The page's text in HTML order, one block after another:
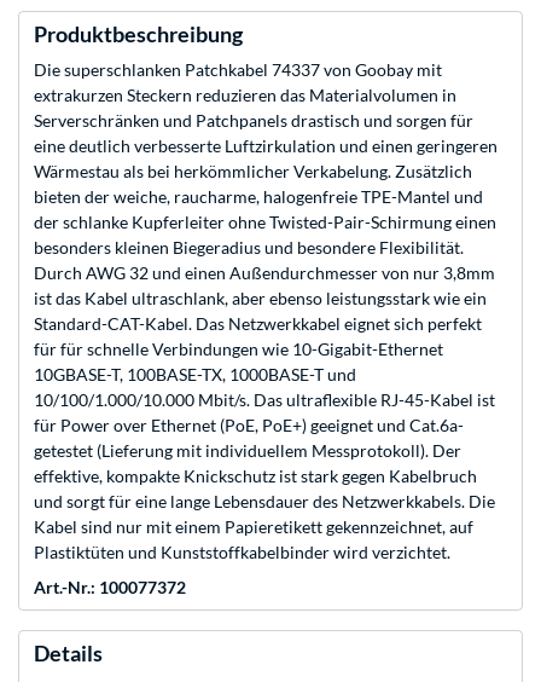
Produktbeschreibung
Die superschlanken Patchkabel 74337 von Goobay mit
extrakurzen Steckern reduzieren das Materialvolumen in
Serverschränken und Patchpanels drastisch und sorgen für
eine deutlich verbesserte Luftzirkulation und einen geringeren
Wärmestau als bei herkömmlicher Verkabelung. Zusätzlich
bieten der weiche, raucharme, halogenfreie TPE-Mantel und
der schlanke Kupferleiter ohne Twisted-Pair-Schirmung einen
besonders kleinen Biegeradius und besondere Flexibilität.
Durch AWG 32 und einen Außendurchmesser von nur 3,8mm
ist das Kabel ultraschlank, aber ebenso leistungsstark wie ein
Standard-CAT-Kabel. Das Netzwerkkabel eignet sich perfekt
für für schnelle Verbindungen wie 10-Gigabit-Ethernet
10GBASE-T, 100BASE-TX, 1000BASE-T und
10/100/1.000/10.000 Mbit/s. Das ultraflexible RJ-45-Kabel ist
für Power over Ethernet (PoE, PoE+) geeignet und Cat.6a-
getestet (Lieferung mit individuellem Messprotokoll). Der
effektive, kompakte Knickschutz ist stark gegen Kabelbruch
und sorgt für eine lange Lebensdauer des Netzwerkkabels. Die
Kabel sind nur mit einem Papieretikett gekennzeichnet, auf
Plastiktüten und Kunststoffkabelbinder wird verzichtet.
Art.-Nr.: 100077372
Details